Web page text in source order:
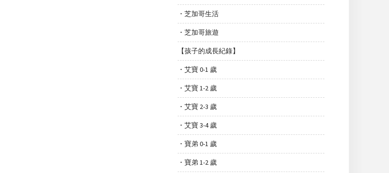
・芝加哥生活
・芝加哥旅遊
【孩子的成長紀錄】
・艾寶 0-1 歲
・艾寶 1-2 歲
・艾寶 2-3 歲
・艾寶 3-4 歲
・寶弟 0-1 歲
・寶弟 1-2 歲